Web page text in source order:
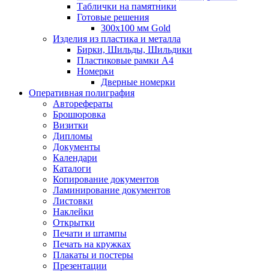
Таблички на памятники
Готовые решения
300x100 мм Gold
Изделия из пластика и металла
Бирки, Шильды, Шильдики
Пластиковые рамки А4
Номерки
Дверные номерки
Оперативная полиграфия
Авторефераты
Брошюровка
Визитки
Дипломы
Документы
Календари
Каталоги
Копирование документов
Ламинирование документов
Листовки
Наклейки
Открытки
Печати и штампы
Печать на кружках
Плакаты и постеры
Презентации